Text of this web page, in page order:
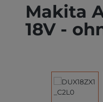
Makita
18V -
Bildergalerie